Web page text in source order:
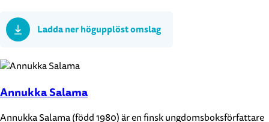
Ladda ner högupplöst omslag
Annukka Salama
Annukka Salama (född 1980) är en finsk ungdomsboksförfattare